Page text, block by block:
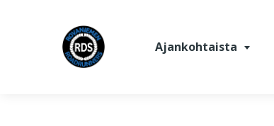
Ajankohtaista